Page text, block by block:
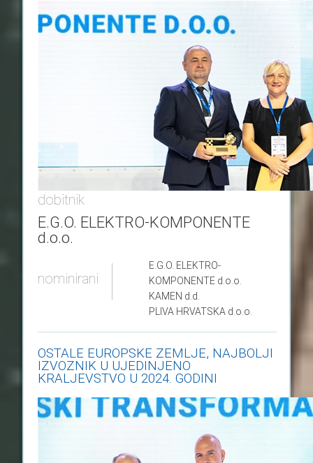
dobitnik
E.G.O. ELEKTRO-KOMPONENTE
d.o.o.
nominirani
E.G.O. ELEKTRO-
KOMPONENTE d.o.o.
KAMEN d.d.
PLIVA HRVATSKA d.o.o.
OSTALE EUROPSKE ZEMLJE, NAJBOLJI
IZVOZNIK U UJEDINJENO
KRALJEVSTVO U 2024. GODINI